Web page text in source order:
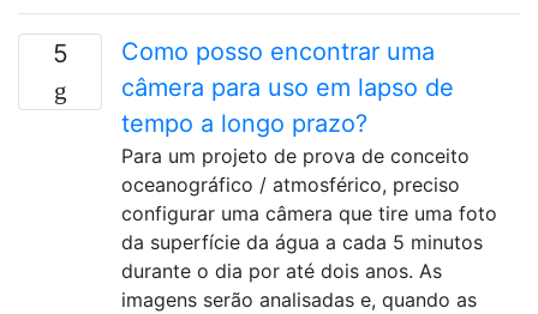
5
Como posso encontrar uma
câmera para uso em lapso de
tempo a longo prazo?
Para um projeto de prova de conceito
oceanográfico / atmosférico, preciso
configurar uma câmera que tire uma foto
da superfície da água a cada 5 minutos
durante o dia por até dois anos. As
imagens serão analisadas e, quando as